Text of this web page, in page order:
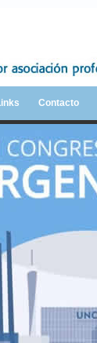
Contacto